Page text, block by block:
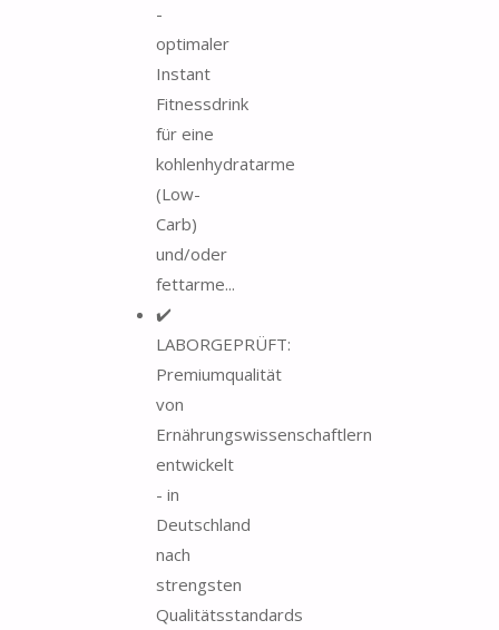
-
optimaler
Instant
Fitnessdrink
für eine
kohlenhydratarme
(Low-
Carb)
und/oder
fettarme...
✔️
LABORGEPRÜFT:
Premiumqualität
von
Ernährungswissenschaftlern
entwickelt
- in
Deutschland
nach
strengsten
Qualitätsstandards